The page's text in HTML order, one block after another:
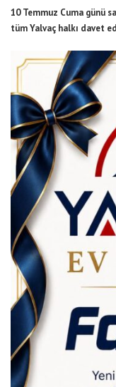
10 Temmuz Cuma günü
tüm Yalvaç halkı davet